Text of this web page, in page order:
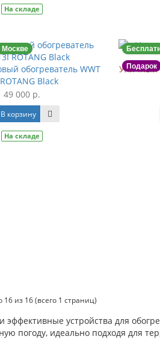
На складе
Москве
обогреватель WWT
Black
49 000 р.
В корзину
На складе
Подарок
Уличный
16 из 16 (всего 1 страниц)
эффективные устройства для
погоду, идеально подходя для